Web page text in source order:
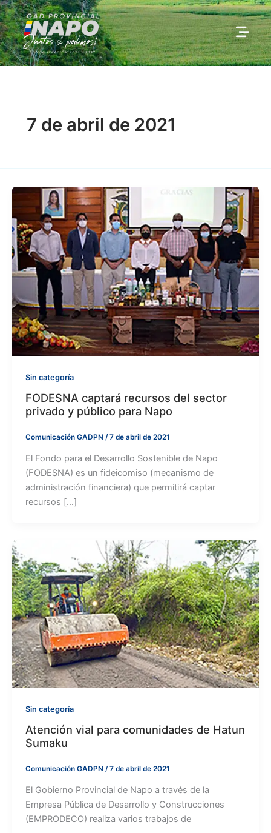
Ir
al
contenido
7 de abril de 2021
Sin categoría
FODESNA captará recursos del sector
privado y público para Napo
Comunicación GADPN /7 de abril de 2021
El Fondo para el Desarrollo Sostenible de Napo
(FODESNA) es un fideicomiso (mecanismo de
administración financiera) que permitirá captar
recursos […]
Sin categoría
Atención vial para comunidades de Hatun
Sumaku
Comunicación GADPN /7 de abril de 2021
El Gobierno Provincial de Napo a través de la
Empresa Pública de Desarrollo y Construcciones
(EMPRODECO) realiza varios trabajos de